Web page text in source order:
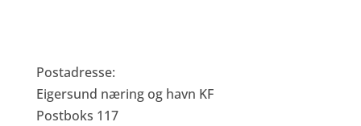
Postadresse:
Eigersund næring og havn KF
Postboks 117